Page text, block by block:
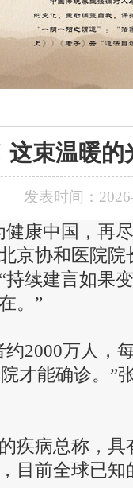
这束温暖
发表时间：
康中国，再尽
京协和医院
续建言如果
。”
2000万人，
才能确诊。”
病总称，具
目前全球已